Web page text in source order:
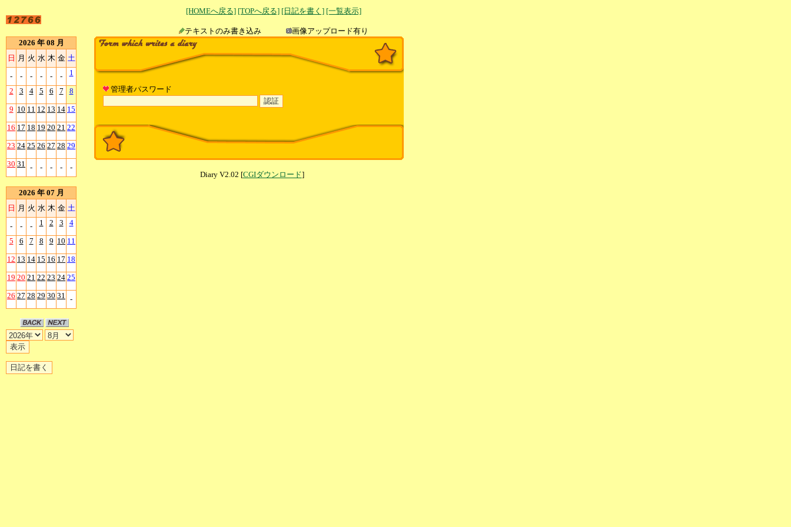
[HOMEへ戻る] [TOPへ戻る] [日記を書く] [一覧表示]
テキストのみ書き込み
画像アップロード有り
2026 年 08 月
日 月 火 水 木 金 土
- - - - - - 1
2 3 4 5 6 7 8
9 10 11 12 13 14 15
16 17 18 19 20 21 22
23 24 25 26 27 28 29
30 31 - - - - -
2026 年 07 月
日 月 火 水 木 金 土
- - - 1 2 3 4
5 6 7 8 9 10 11
12 13 14 15 16 17 18
19 20 21 22 23 24 25
26 27 28 29 30 31 -
管理者パスワード
Diary V2.02 [CGIダウンロード]